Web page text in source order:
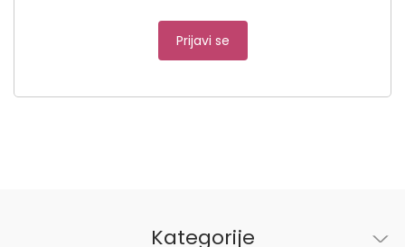
Prijavi se
Kategorije